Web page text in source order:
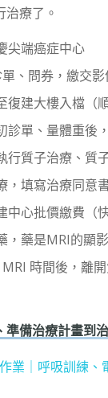
療了。
尖端癌症中心
、問券，繳交
建大樓入檔（
診單、量體重後
行質子治療、質
，填寫治療同意
心批價繳費（快
，藥是MRI的顯
時間後，離
準備治療計畫到
業｜呼吸訓練